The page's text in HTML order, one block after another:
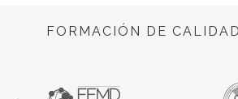
FORMACIÓN DE